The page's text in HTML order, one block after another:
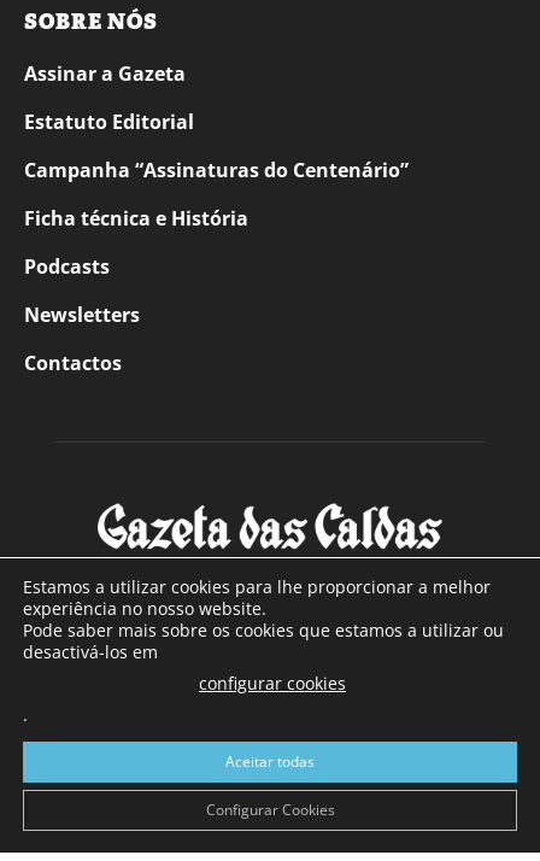
SOBRE NÓS
Assinar a Gazeta
Estatuto Editorial
Campanha “Assinaturas do Centenário”
Ficha técnica e História
Podcasts
Newsletters
Contactos
SOBRE NÓS
Com sede nas Caldas da Rainha e mais de 90 anos de
a sul de distrito de Leiria, com mais de 40.000 leitores por
toda a região Oeste. Jornal com distribuição em Portugal
Continental e assinatura online.
Estamos a utilizar cookies para lhe proporcionar a melhor
experiência no nosso website.
Pode saber mais sobre os cookies que estamos a utilizar ou
desactivá-los em
configurar cookies
.
Aceitar todas
Configurar Cookies